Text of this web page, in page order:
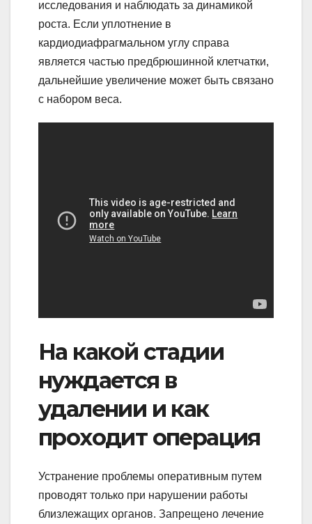
исследования и наблюдать за динамикой
роста. Если уплотнение в
кардиодиафрагмальном углу справа
является частью предбрюшинной клетчатки,
дальнейшие увеличение может быть связано
с набором веса.
На какой стадии
нуждается в
удалении и как
проходит операция
Устранение проблемы оперативным путем
проводят только при нарушении работы
близлежащих органов. Запрещено лечение